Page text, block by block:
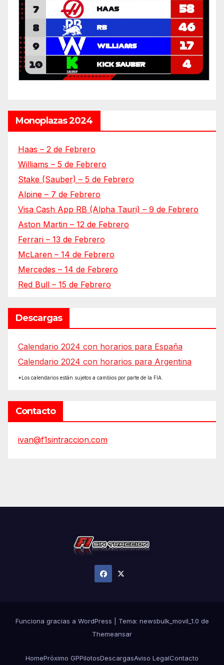
Monoplazas 2024
Haas – 2 de Febrero
Williams – 5 de Febrero
Stake (Sauber) – 5 de Febrero
Alpine – 7 de Febrero
Visa Cash App RB (Alpha Tauri) – 9 de Febrero
Aston Martin – 12 de Febrero
Ferrari – 13 de Febrero
McLaren – 14 de Febrero
Mercedes – 14 de Febrero
Red Bull – 15 de Febrero
Descargas
Calendario 2024 con horarios para España
Calendario 2024 con horarios para Argentina
*Los calendarios están sujetos a cambios por parte de la FIA.
Contacto
ivan@f1sintraccion.com
Funciona gracias a WordPress Tema: newsbulk_movil_1.0 de
Themeansar
HomePróximo GPPilotosDescargasAviso LegalContacto